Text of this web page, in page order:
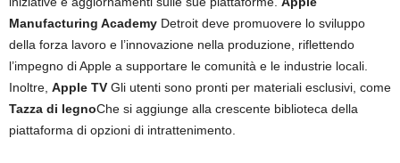
Manufacturing Academy Detroit deve promuovere lo sviluppo
della forza lavoro e l’innovazione nella produzione, riflettendo
l’impegno di Apple a supportare le comunità e le industrie locali.
Inoltre, Apple TV Gli utenti sono pronti per materiali esclusivi, come
Tazza di legnoChe si aggiunge alla crescente biblioteca della
piattaforma di opzioni di intrattenimento.